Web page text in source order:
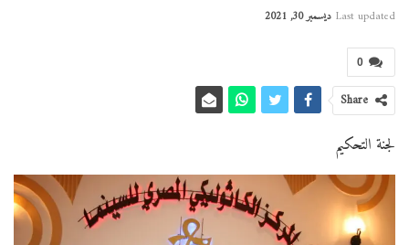
Last updated ديسمبر 30, 2021
0
Share
لجنة التحكيم